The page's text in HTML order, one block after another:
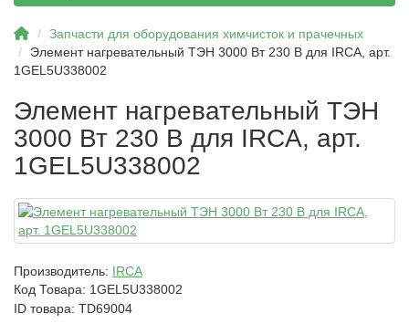
Запчасти для оборудования химчисток и прачечных
Элемент нагревательный ТЭН 3000 Вт 230 В для IRCA, арт.
1GEL5U338002
Элемент нагревательный ТЭН
3000 Вт 230 В для IRCA, арт.
1GEL5U338002
Производитель: IRCA
Код Товара: 1GEL5U338002
ID товара: TD69004